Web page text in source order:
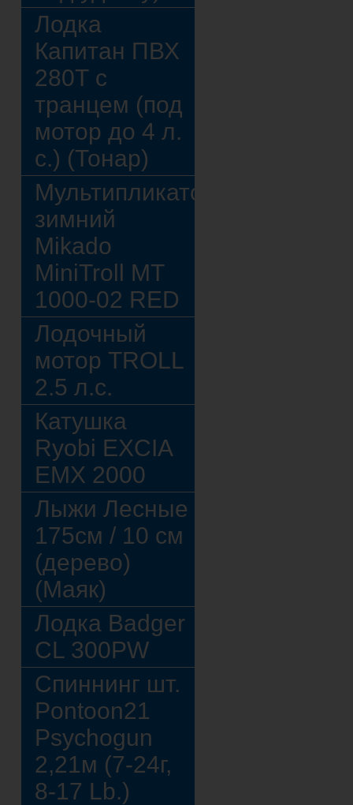
Лодка
Капитан ПВХ
280Т с
транцем (под
мотор до 4 л.
с.) (Тонар)
Мультипликатор
зимний
Mikado
MiniTroll MT
1000-02 RED
Лодочный
мотор TROLL
2.5 л.с.
Катушка
Ryobi EXCIA
EMX 2000
Лыжи Лесные
175см / 10 см
(дерево)
(Маяк)
Лодка Badger
CL 300PW
Спиннинг шт.
Pontoon21
Psychogun
2,21м (7-24г,
8-17 Lb.)